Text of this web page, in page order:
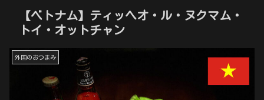
【ベトナム】ティッヘオ・ル・ヌクマム・
トイ・オットチャン
外国のおつまみ